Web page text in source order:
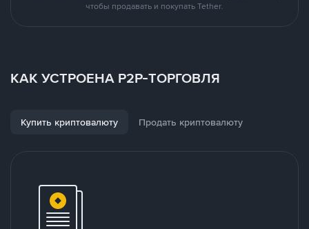
чтобы продавать и покупать Tether.
КАК УСТРОЕНА P2P-ТОРГОВЛЯ
Купить криптовалюту Продать криптовалюту